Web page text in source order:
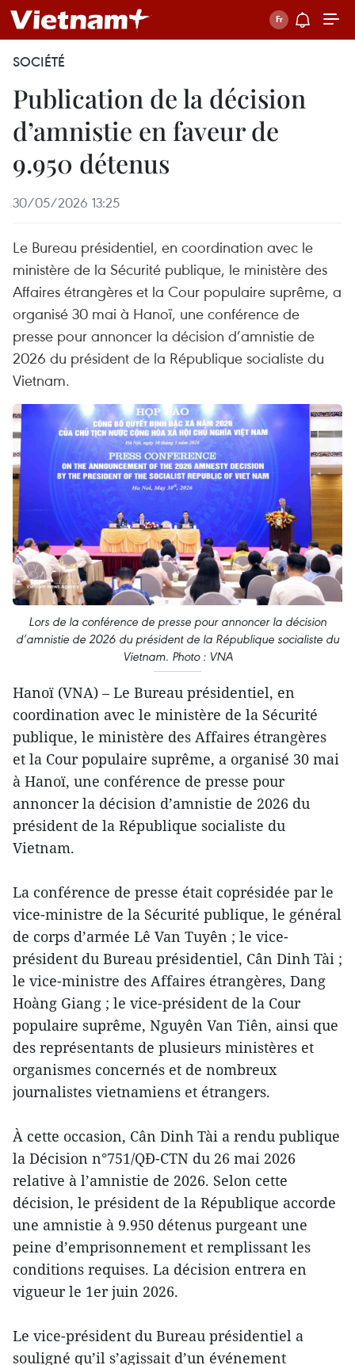
SOCIÉTÉ
Publication de la décision
d’amnistie en faveur de
9.950 détenus
30/05/2026 13:25
Le Bureau présidentiel, en coordination avec le
ministère de la Sécurité publique, le ministère des
Affaires étrangères et la Cour populaire suprême, a
organisé 30 mai à Hanoï, une conférence de
presse pour annoncer la décision d’amnistie de
2026 du président de la République socialiste du
Vietnam.
Lors de la conférence de presse pour annoncer la décision
d’amnistie de 2026 du président de la République socialiste du
Vietnam. Photo : VNA
Hanoï (VNA) – Le Bureau présidentiel, en
coordination avec le ministère de la Sécurité
publique, le ministère des Affaires étrangères
et la Cour populaire suprême, a organisé 30 mai
à Hanoï, une conférence de presse pour
annoncer la décision d’amnistie de 2026 du
président de la République socialiste du
Vietnam.
La conférence de presse était coprésidée par le
vice-ministre de la Sécurité publique, le général
de corps d’armée Lê Van Tuyên ; le vice-
président du Bureau présidentiel, Cân Dinh Tài ;
le vice-ministre des Affaires étrangères, Dang
Hoàng Giang ; le vice-président de la Cour
populaire suprême, Nguyên Van Tiên, ainsi que
des représentants de plusieurs ministères et
organismes concernés et de nombreux
journalistes vietnamiens et étrangers.
À cette occasion, Cân Dinh Tài a rendu publique
la Décision n°751/QĐ-CTN du 26 mai 2026
relative à l’amnistie de 2026. Selon cette
décision, le président de la République accorde
une amnistie à 9.950 détenus purgeant une
peine d’emprisonnement et remplissant les
conditions requises. La décision entrera en
vigueur le 1er juin 2026.
Le vice-président du Bureau présidentiel a
souligné qu’il s’agissait d’un événement